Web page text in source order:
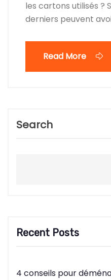
les cartons utilisés ?
derniers peuvent
Read More
Search
Recent Posts
4 conseils pour